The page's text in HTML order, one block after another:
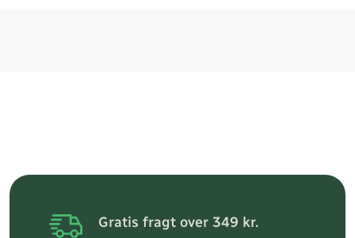
Gratis fragt over 349 kr.